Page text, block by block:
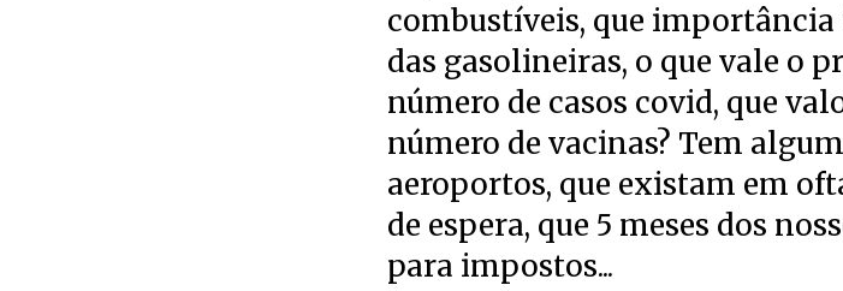
combustíveis, que
das gasolineiras, o que vale o
número de casos covid, que
número de vacinas? Tem
aeroportos, que existam em
de espera, que 5 meses dos
para impostos...